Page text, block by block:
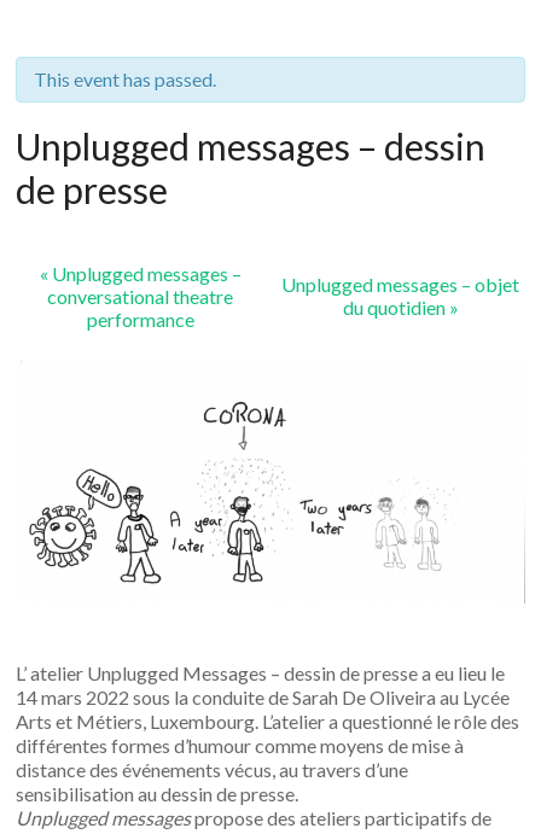
This event has passed.
Unplugged messages – dessin
de presse
« Unplugged messages –
conversational theatre
performance
Unplugged messages – objet
du quotidien »
L’ atelier Unplugged Messages – dessin de presse a eu lieu le
14 mars 2022 sous la conduite de Sarah De Oliveira au Lycée
Arts et Métiers, Luxembourg. L’atelier a questionné le rôle des
différentes formes d’humour comme moyens de mise à
distance des événements vécus, au travers d’une
sensibilisation au dessin de presse.
Unplugged messagespropose des ateliers participatifs de